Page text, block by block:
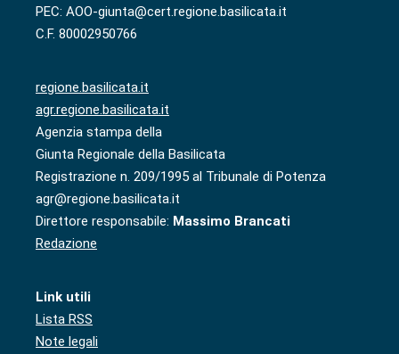
PEC: AOO-giunta@cert.regione.basilicata.it
C.F. 80002950766
regione.basilicata.it
agr.regione.basilicata.it
Agenzia stampa della
Giunta Regionale della Basilicata
Registrazione n. 209/1995 al Tribunale di Potenza
agr@regione.basilicata.it
Direttore responsabile: Massimo Brancati
Redazione
Link utili
Lista RSS
Note legali